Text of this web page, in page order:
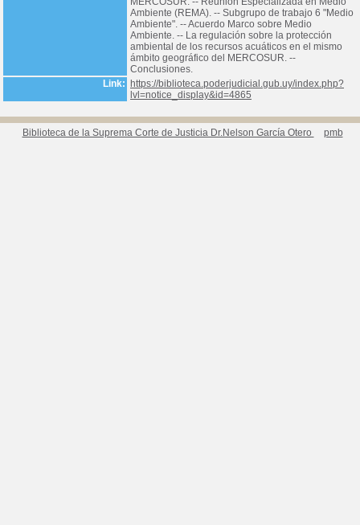
Ambiente (REMA). -- Subgrupo de trabajo 6 "Medio
Ambiente". -- Acuerdo Marco sobre Medio
Ambiente. -- La regulación sobre la protección
ambiental de los recursos acuáticos en el mismo
ámbito geográfico del MERCOSUR. --
Conclusiones.
Link:
https://biblioteca.poderjudicial.gub.uy/index.php?
lvl=notice_display&id=4865
Biblioteca de la Suprema Corte de Justicia Dr.Nelson García Otero pmb